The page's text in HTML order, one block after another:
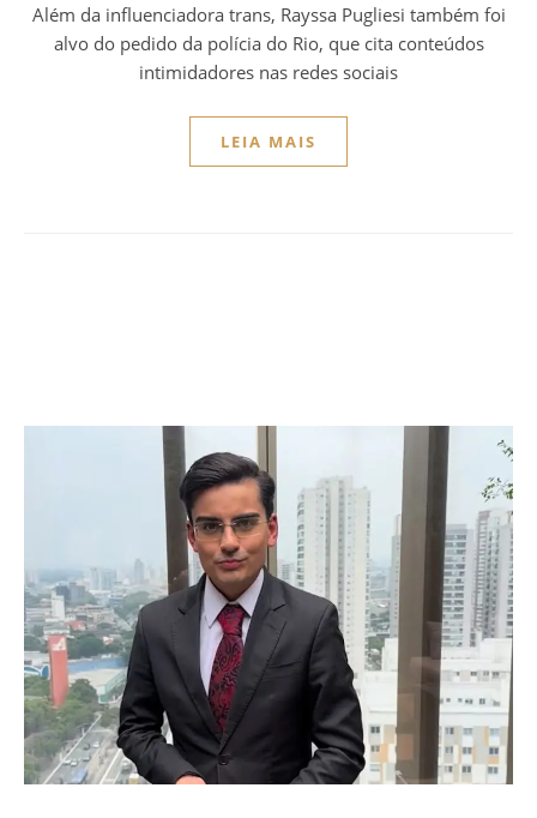
Além da influenciadora trans, Rayssa Pugliesi também foi
alvo do pedido da polícia do Rio, que cita conteúdos
intimidadores nas redes sociais
LEIA MAIS